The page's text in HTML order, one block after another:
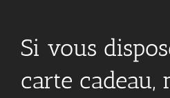
Si vous
carte cadeau,